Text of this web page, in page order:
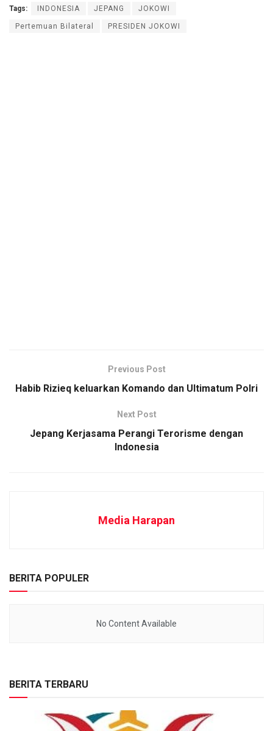
Tags: INDONESIA JEPANG JOKOWI
Pertemuan Bilateral PRESIDEN JOKOWI
Previous Post
Habib Rizieq keluarkan Komando dan Ultimatum Polri
Next Post
Jepang Kerjasama Perangi Terorisme dengan
Indonesia
Media Harapan
BERITA POPULER
No Content Available
BERITA TERBARU